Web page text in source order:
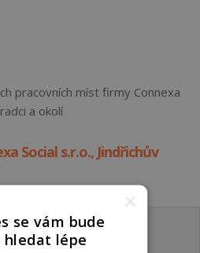
pracovních míst firmy Connexa
a okolí
Social s.r.o., Jindřichův
×
se vám bude
hledat lépe